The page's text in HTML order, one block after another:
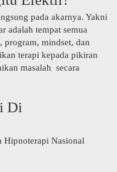
pada akarnya. Yakni
adalah tempat semua
program, mindset, dan
terapi kepada pikiran
masalah secara
Di
Hipnoterapi Nasional